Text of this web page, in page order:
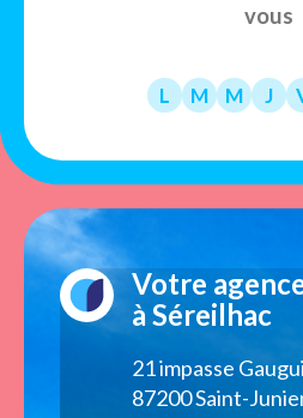
vous
L M M J
Votre
à Séreilhac
21 impasse
87200 Saint-